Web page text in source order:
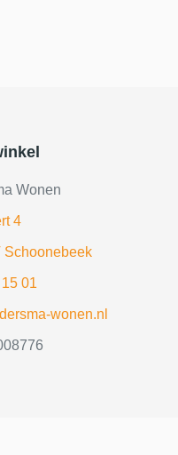
Wonen
4
Schoonebeek
01
wonen.nl